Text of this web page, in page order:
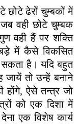
छोटे ढेरों चुम्बकों में
वही छोटे चुम्बक
वही हैं पर शक्ति
में कैसे विकसित
है। यदि बहुत
तो उन्हें बनाने
होंगे, ऐसे तन्त्र जो
को एक दिशा में
एक विशेष कार्य